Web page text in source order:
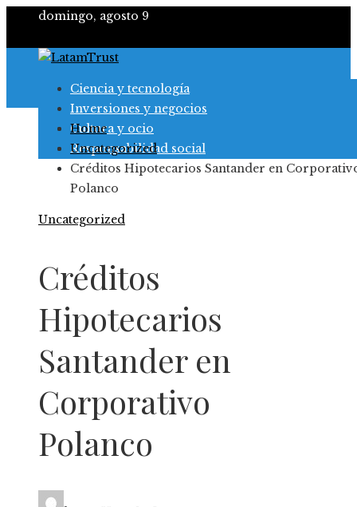
domingo, agosto 9
Ciencia y tecnología
Inversiones y negocios
Cultura y ocio
Responsabilidad social
Home
Uncategorized
Créditos Hipotecarios Santander en
Polanco
Uncategorized
Créditos
Hipotecarios
Santander en
Corporativo
Polanco